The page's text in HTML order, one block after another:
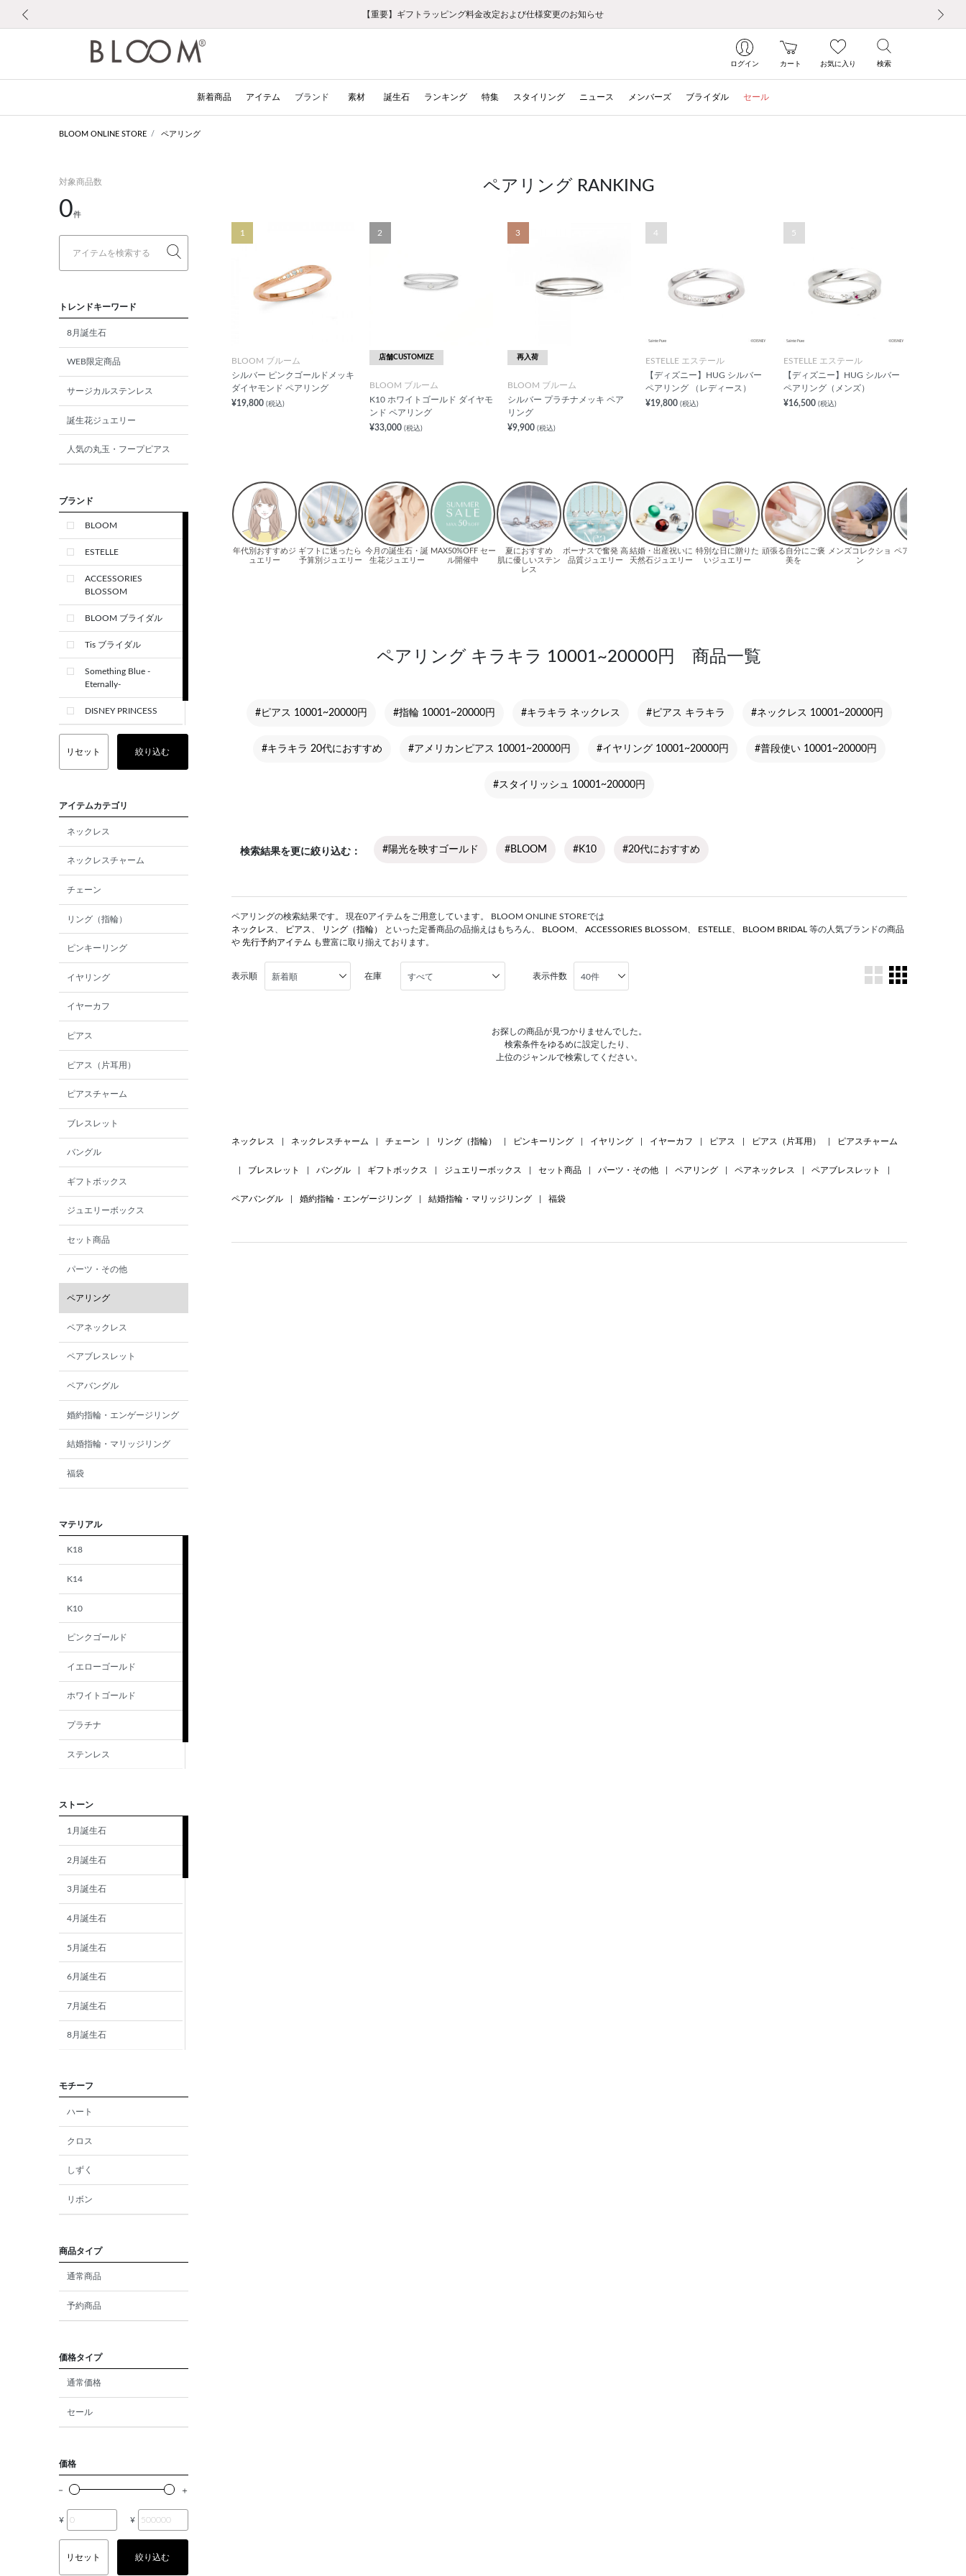
お修理・アフターサービスのご案内
【重要】令和８年熊本地震に伴う集配への影響について
【重要】ギフトラッピング料金改定および仕様変更のお知らせ
【重要】夏季休業の営業についてのご案内
税込5,500円以上で送料無料｜最短24時間以内に発送
新規会員登録で1000ポイントプレゼント！
LINE友だち登録で500円クーポンプレゼント
会員限定！レビュー投稿で100ポイントプレゼント
お修理・アフターサービスのご案内
【重要】令和８年熊本地震に伴う集配への影響について
ログイン カート お気に入り 検索
新着商品 アイテム ブランド 素材 誕生石 ランキング 特集 スタイリング ニュース メンバーズ ブライダル セール
BLOOM ONLINE STORE ペアリング
対象商品数
0件
トレンドキーワード
8月誕生石
WEB限定商品
サージカルステンレス
誕生花ジュエリー
人気の丸玉・フープピアス
ブランド
BLOOM
ESTELLE
ACCESSORIES
BLOSSOM
BLOOM ブライダル
Tis ブライダル
Something Blue -
Eternally-
DISNEY PRINCESS
CREST+
リセット
絞り込む
アイテムカテゴリ
ネックレス
ネックレスチャーム
チェーン
リング（指輪）
ピンキーリング
イヤリング
イヤーカフ
ピアス
ピアス（片耳用）
ピアスチャーム
ブレスレット
バングル
ギフトボックス
ジュエリーボックス
セット商品
パーツ・その他
ペアリング
ペアネックレス
ペアブレスレット
ペアバングル
婚約指輪・エンゲージリング
結婚指輪・マリッジリング
福袋
マテリアル
K18
K14
K10
ピンクゴールド
イエローゴールド
ホワイトゴールド
プラチナ
ステンレス
ストーン
1月誕生石
2月誕生石
3月誕生石
4月誕生石
5月誕生石
6月誕生石
7月誕生石
8月誕生石
エメラルド
パール
ムーンストーン
トルマリン
オパール
モチーフ
ハート
クロス
しずく
リボン
商品タイプ
通常商品
予約商品
価格タイプ
通常価格
セール
価格
¥ ¥
リセット 絞り込む
ペアリング RANKING
1
BLOOM ブルーム
シルバー ピンクゴールドメッキ
ダイヤモンド ペアリング
¥19,800 (税込)
2
店舗CUSTOMIZE
BLOOM ブルーム
K10 ホワイトゴールド ダイヤモ
ンド ペアリング
¥33,000 (税込)
3
再入荷
BLOOM ブルーム
シルバー プラチナメッキ ペア
リング
¥9,900 (税込)
4
ESTELLE エステール
【ディズニー】HUG シルバー
ペアリング （レディース）
¥19,800 (税込)
5
ESTELLE エステール
【ディズニー】HUG シルバー
ペアリング（メンズ）
¥16,500 (税込)
ペアリング キラキラ 10001~20000円 商品一覧
#ピアス 10001~20000円 #指輪 10001~20000円 #キラキラ ネックレス #ピアス キラキラ #ネックレス 10001~20000円
#キラキラ 20代におすすめ #アメリカンピアス 10001~20000円 #イヤリング 10001~20000円 #普段使い 10001~20000円
#スタイリッシュ 10001~20000円
検索結果を更に絞り込む #陽光を映すゴールド #BLOOM #K10 #20代におすすめ
ペアリングの検索結果です。 現在0アイテムをご用意しています。 BLOOM ONLINE STOREでは
ネックレス
ピアス リング（指輪） といった定番商品の品揃えはもちろん、 BLOOM ACCESSORIES BLOSSOM ESTELLE BLOOM BRIDAL 等の人気ブランドの商品
や 先行予約アイテム も豊富に取り揃えております。
表示順 在庫 表示件数
お探しの商品が見つかりませんでした。
検索条件をゆるめに設定したり、
上位のジャンルで検索してください。
ネックレス ネックレスチャーム チェーン リング（指輪） ピンキーリング イヤリング イヤーカフ ピアス ピアス（片耳用） ピアスチャーム
ブレスレット バングル ギフトボックス ジュエリーボックス セット商品 パーツ・その他 ペアリング ペアネックレス ペアブレスレット
ペアバングル 婚約指輪・エンゲージリング 結婚指輪・マリッジリング 福袋